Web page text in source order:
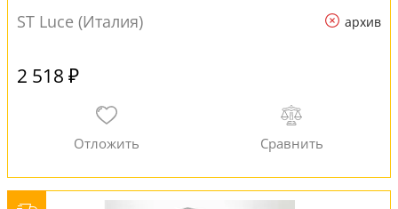
ST Luce (Италия)
архив
2 518 ₽